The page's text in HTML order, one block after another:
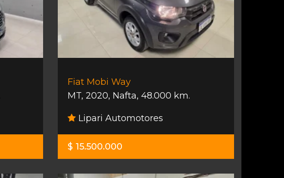
Fiat Mobi Way
MT, 2020, Nafta, 48.000 km.
Lipari Automotores
$ 15.500.000